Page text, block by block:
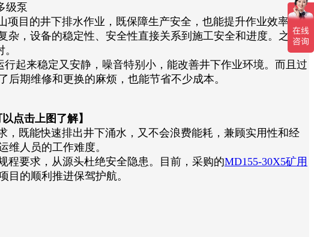
级泵
目的井下排水作业，既保障生产安全，也能提升作业效率。
，设备的稳定性、安全性直接关系到施工安全和进度。之前
起来稳定又安静，噪音特别小，能改善井下作业环境。而且过
期维修和更换的麻烦，也能节省不少成本。
点击上图了解】
既能快速排出井下涌水，又不会浪费能耗，兼顾实用性和经
人员的工作难度。
要求，从源头杜绝安全隐患。目前，采购的MD155-30X5矿用
的顺利推进保驾护航。